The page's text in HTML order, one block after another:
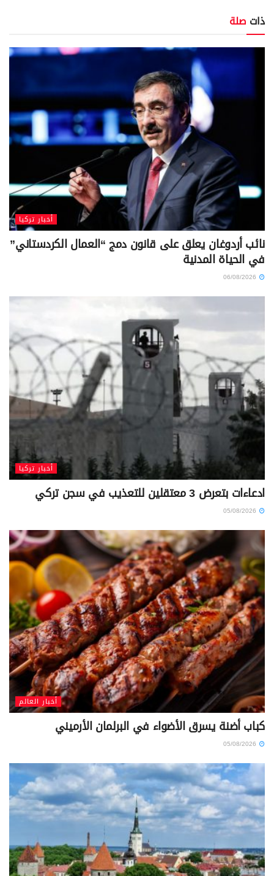
ذات صلة
أخبار تركيا
نائب أردوغان يعلق على قانون دمج “العمال الكردستاني”
في الحياة المدنية
أخبار تركيا
ادعاءات بتعرض 3 معتقلين للتعذيب في سجن تركي
أخبار العالم
كباب أضنة يسرق الأضواء في البرلمان الأرميني